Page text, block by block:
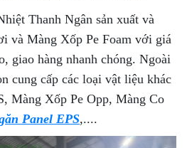
Thanh Ngân sản xuất và
và Màng Xốp Pe Foam với giá
giao hàng nhanh chóng. Ngoài
cung cấp các loại vật liệu khác
Màng Xốp Pe Opp, Màng Co
Panel EPS,....